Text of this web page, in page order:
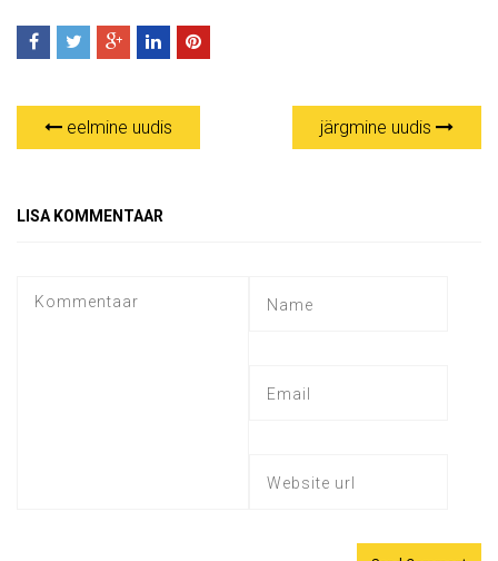
eelmine uudis järgmine uudis
LISA KOMMENTAAR